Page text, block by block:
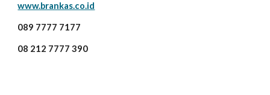
www.brankas.co.id
089 7777 7177
08 212 7777 390